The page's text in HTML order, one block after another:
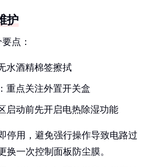
护
点：
水酒精棉签擦拭
重点关注外置开关盒
启动前先开启电热除湿功能
停用，避免强行操作导致电路过
换一次控制面板防尘膜。